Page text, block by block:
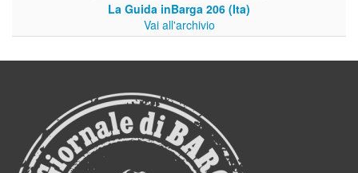
La Guida inBarga 206 (Ita)
Vai all'archivio